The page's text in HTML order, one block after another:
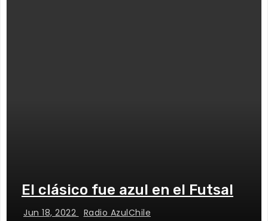
El clásico fue azul en el Futsal
Jun 18, 2022 Radio AzulChile